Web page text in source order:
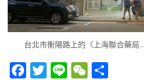
台北市衡陽路上的〈上海聯合藥局…
Facebook
Twitter
LineWeChat